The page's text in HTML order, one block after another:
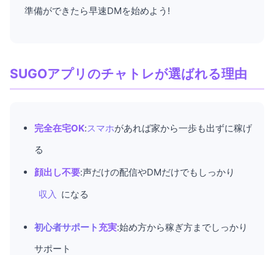
準備ができたら早速DMを始めよう!
SUGOアプリのチャトレが選ばれる理由
完全在宅OK:スマホがあれば家から一歩も出ずに稼げ
る
顔出し不要:声だけの配信やDMだけでもしっかり
収入 になる
初心者サポート 充実:始め方から稼ぎ方までしっかり
サポート